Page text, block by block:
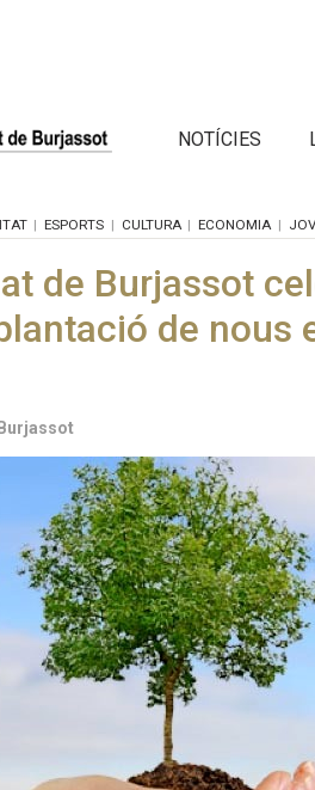
NOTÍCIES
ESPORTS CULTURA ECONOMIA
de Burjassot
de nous
Burjassot